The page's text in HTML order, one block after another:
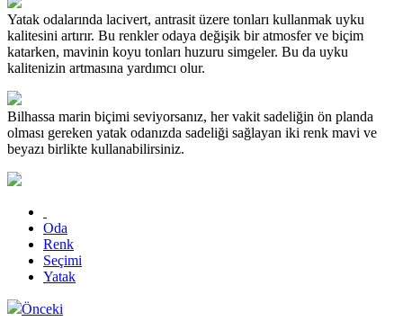
Yatak odalarında lacivert, antrasit üzere tonları kullanmak uyku
kalitesini artırır. Bu renkler odaya değişik bir atmosfer ve biçim
katarken, mavinin koyu tonları huzuru simgeler. Bu da uyku
kalitenizin artmasına yardımcı olur.
Bilhassa marin biçimi seviyorsanız, her vakit sadeliğin ön planda
olması gereken yatak odanızda sadeliği sağlayan iki renk mavi ve
beyazı birlikte kullanabilirsiniz.
Oda
Renk
Seçimi
Yatak
Önceki